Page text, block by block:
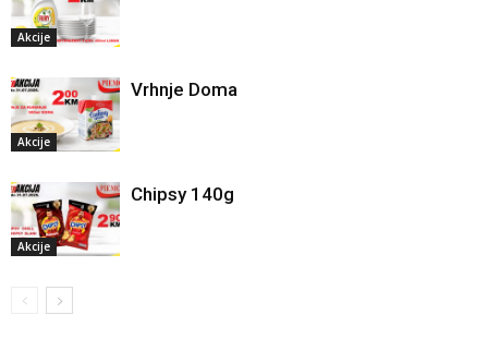
Akcije
Akcije
Vrhnje Doma
Akcije
Chipsy 140g